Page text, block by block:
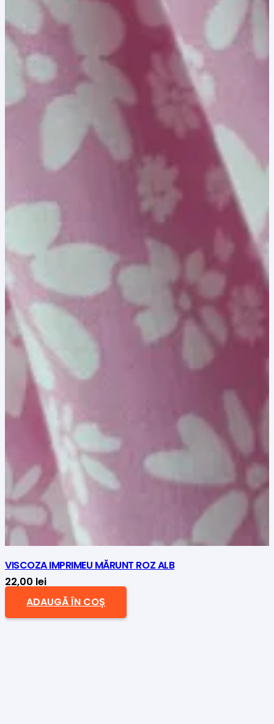
VISCOZA IMPRIMEU MĂRUNT ROZ ALB
22,00 lei
ADAUGĂ ÎN COȘ